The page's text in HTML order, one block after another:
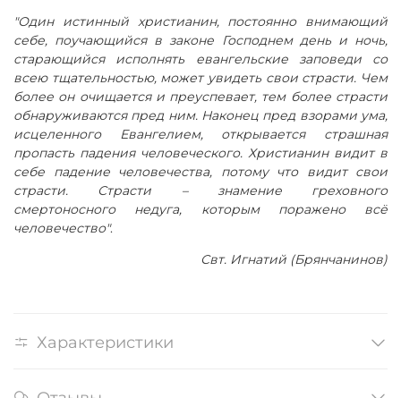
"Один истинный христианин, постоянно внимающий
себе, поучающийся в законе Господнем день и ночь,
старающийся исполнять евангельские заповеди со
всею тщательностью, может увидеть свои страсти. Чем
более он очищается и преуспевает, тем более страсти
обнаруживаются пред ним. Наконец пред взорами ума,
исцеленного Евангелием, открывается страшная
пропасть падения человеческого. Христианин видит в
себе падение человечества, потому что видит свои
страсти. Страсти – знамение греховного
смертоносного недуга, которым поражено всё
человечество".
Свт. Игнатий (Брянчанинов)
Характеристики